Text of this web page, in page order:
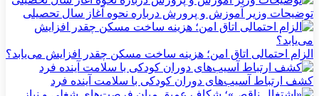
توضیحات وزیر آموزش و پرورش درباره نحوه آغاز سال تحصیلی
الزام احتمالی اتاق امن؛ هزینه ساخت مسکن چقدر افزایش می‌یابد؟
کشف ارتباط آسیب‌های دوران کودکی با سلامت آینده فرد